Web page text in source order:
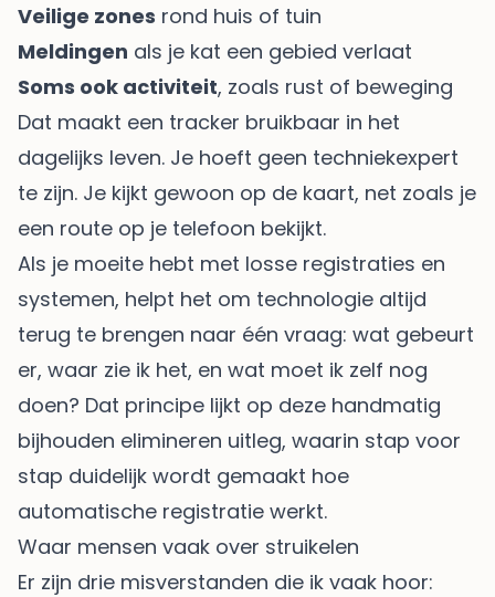
Veilige zones rond huis of tuin
Meldingen als je kat een gebied verlaat
Soms ook activiteit, zoals rust of beweging
Dat maakt een tracker bruikbaar in het
dagelijks leven. Je hoeft geen techniekexpert
te zijn. Je kijkt gewoon op de kaart, net zoals je
een route op je telefoon bekijkt.
Als je moeite hebt met losse registraties en
systemen, helpt het om technologie altijd
terug te brengen naar één vraag: wat gebeurt
er, waar zie ik het, en wat moet ik zelf nog
doen? Dat principe lijkt op deze handmatig
bijhouden elimineren uitleg, waarin stap voor
stap duidelijk wordt gemaakt hoe
automatische registratie werkt.
Waar mensen vaak over struikelen
Er zijn drie misverstanden die ik vaak hoor: